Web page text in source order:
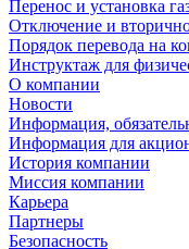
Перенос и установка
Отключение и
Порядок перевода на
Инструктаж для
О компании
Новости
Информация,
Информация для
История компании
Миссия компании
Карьера
Партнеры
Безопасность